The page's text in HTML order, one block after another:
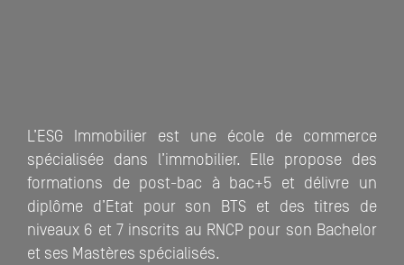
L’ESG Immobilier est une école de commerce
spécialisée dans l’immobilier. Elle propose des
formations de post-bac à bac+5 et délivre un
diplôme d’Etat pour son BTS et des titres de
niveaux 6 et 7 inscrits au RNCP pour son Bachelor
et ses Mastères spécialisés.